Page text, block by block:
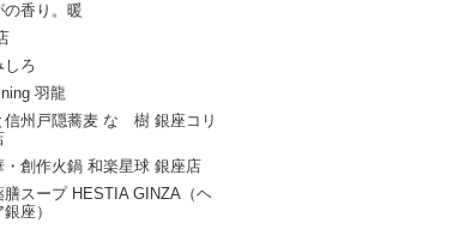
の香り。暖
しろ
羽龍
信州戸隠蕎麦 なゝ樹 銀座コリ
・創作火鍋 和楽星球 銀座店
膳スープ HESTIA GINZA（ヘ
座）